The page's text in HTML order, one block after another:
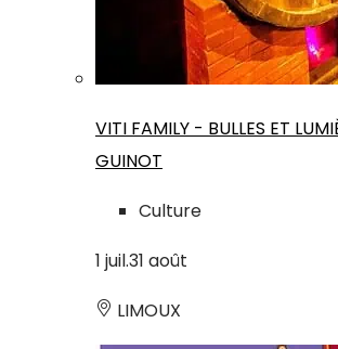
VITI FAMILY - BULLES ET
GUINOT
Culture
1 juil.31 août
LIMOUX